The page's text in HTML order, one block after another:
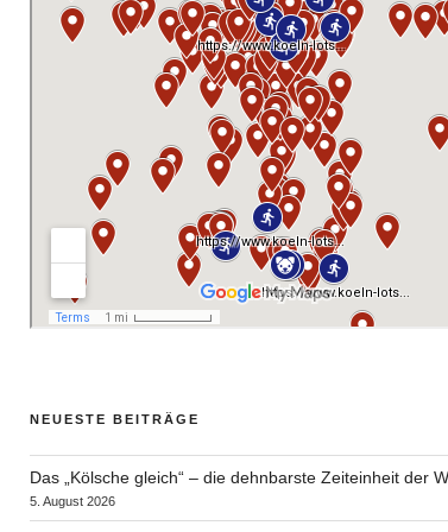
NEUESTE BEITRÄGE
Das „Kölsche gleich“ – die dehnbarste Zeiteinheit der
5. August 2026